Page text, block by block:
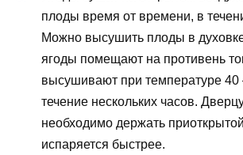
плоды время от времени, в
Можно высушить плоды в
ягоды помещают на противень
высушивают при температуре 40
течение нескольких часов.
необходимо держать
испаряется быстрее.